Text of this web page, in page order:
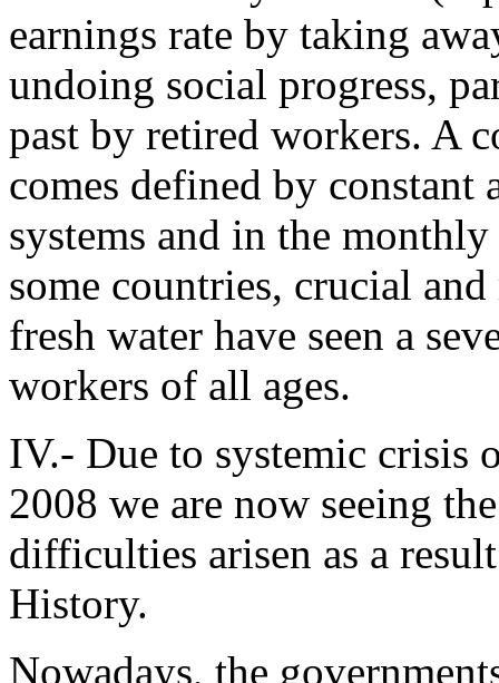
earnings rate by taking
undoing social progress,
past by retired workers. A
comes defined by constant
systems and in the
some countries, crucial
fresh water have seen a
workers of all ages.
IV.- Due to systemic crisis
2008 we are now seeing
difficulties arisen as a
History.
Nowadays, the